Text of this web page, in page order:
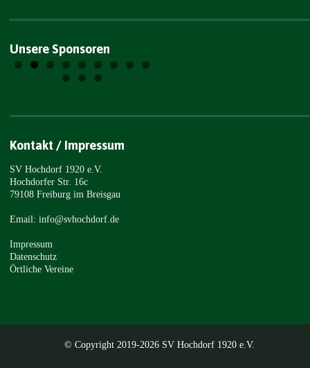
Unsere Sponsoren
Kontakt / Impressum
SV Hochdorf 1920 e.V.
Hochdorfer Str. 16c
79108 Freiburg im Breisgau
Email: info@svhochdorf.de
Impressum
Datenschutz
Örtliche Vereine
© Copyright 2019-2026 SV Hochdorf 1920 e.V.